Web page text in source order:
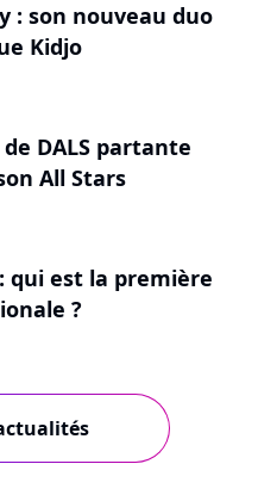
: son nouveau duo
Kidjo
DALS partante
All Stars
qui est la première
?